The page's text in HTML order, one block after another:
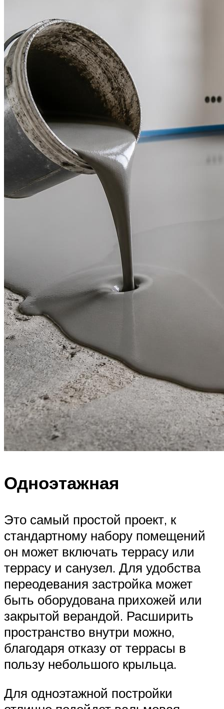
Одноэтажная
Это самый простой проект, к
стандартному набору помещений
он может включать террасу или
террасу и санузел. Для удобства
переодевания застройка может
быть оборудована прихожей или
закрытой верандой. Расширить
пространство внутри можно,
благодаря отказу от террасы в
пользу небольшого крыльца.
Для одноэтажной постройки